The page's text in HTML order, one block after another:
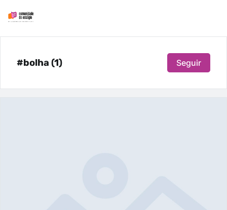
#bolha (1) Seguir